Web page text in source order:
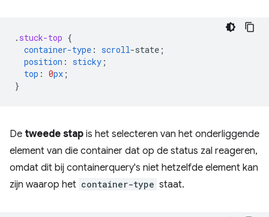
. stuck-top {
container-type : scroll-state ;
position : sticky ;
top : 0px ;
}
De tweede stap is het selecteren van het onderliggende
element van die container dat op de status zal reageren,
omdat dit bij containerquery's niet hetzelfde element kan
zijn waarop het container-type staat.